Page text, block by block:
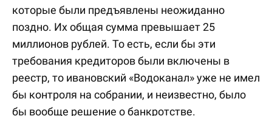
которые были предъявлены неожиданно
поздно. Их общая сумма превышает 25
миллионов рублей. То есть, если бы эти
требования кредиторов были включены в
реестр, то ивановский «Водоканал» уже не имел
бы контроля на собрании, и неизвестно, было
бы вообще решение о банкротстве.